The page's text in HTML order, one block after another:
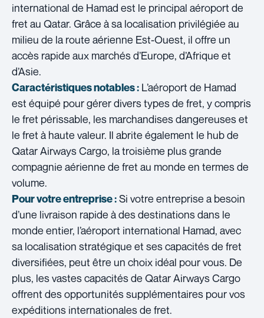
international de Hamad est le principal aéroport de
fret au Qatar. Grâce à sa localisation privilégiée au
milieu de la route aérienne Est-Ouest, il offre un
accès rapide aux marchés d’Europe, d’Afrique et
d’Asie.
Caractéristiques notables : L’aéroport de Hamad
est équipé pour gérer divers types de fret, y compris
le fret périssable, les marchandises dangereuses et
le fret à haute valeur. Il abrite également le hub de
Qatar Airways Cargo, la troisième plus grande
compagnie aérienne de fret au monde en termes de
volume.
Pour votre entreprise :Si votre entreprise a besoin
d’une livraison rapide à des destinations dans le
monde entier, l’aéroport international Hamad, avec
sa localisation stratégique et ses capacités de fret
diversifiées, peut être un choix idéal pour vous. De
plus, les vastes capacités de Qatar Airways Cargo
offrent des opportunités supplémentaires pour vos
expéditions internationales de fret.